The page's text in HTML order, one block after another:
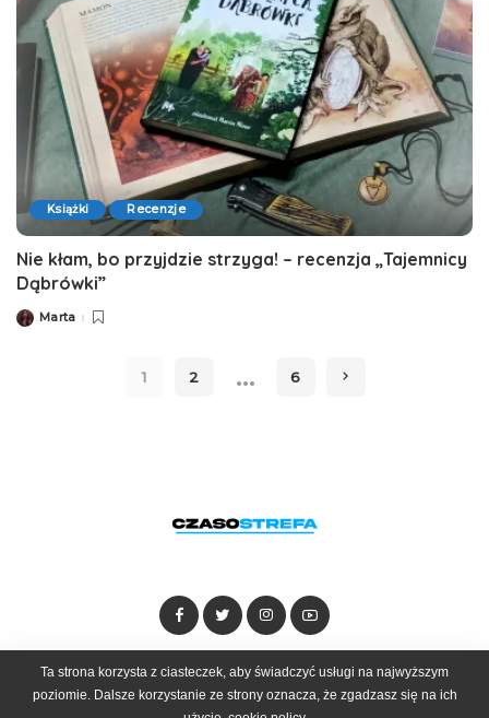
Książki Recenzje
Nie kłam, bo przyjdzie strzyga! – recenzja „Tajemnicy
Dąbrówki”
Posted
Marta
1 2 … 6
Dołącz do zespołu Kontakt Reklama
Ta strona korzysta z ciasteczek, aby świadczyć usługi na najwyższym
poziomie. Dalsze korzystanie ze strony oznacza, że zgadzasz się na ich